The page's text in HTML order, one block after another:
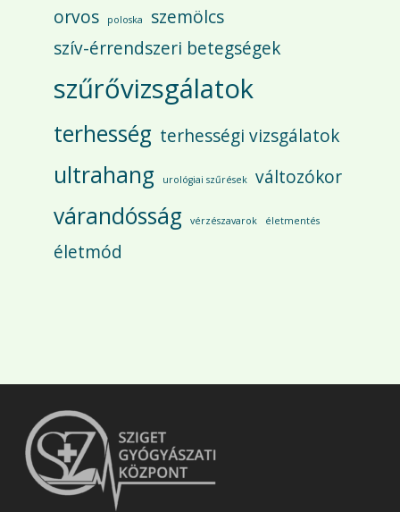
orvos poloska
szemölcs
szív-érrendszeri betegségek
szűrővizsgálatok
terhesség terhességi vizsgálatok
ultrahang urológiai szűrések változókor
várandósság vérzészavarok életmentés
életmód